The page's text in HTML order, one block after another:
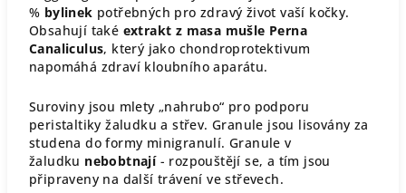
% bylinek potřebných pro zdravý život vaší kočky.
Obsahují také extrakt z masa mušle Perna
Canaliculus, který jako chondroprotektivum
napomáhá zdraví kloubního aparátu.
Suroviny jsou mlety „nahrubo“ pro podporu
peristaltiky žaludku a střev. Granule jsou lisovány za
studena do formy minigranulí. Granule v
žaludku nebobtnají - rozpouštějí se, a tím jsou
připraveny na další trávení ve střevech.